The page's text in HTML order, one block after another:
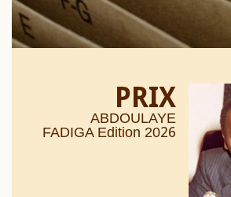
PRIX
ABDOULAYE
FADIGA Edition 2026